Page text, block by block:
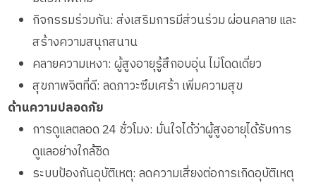
กิจกรรมร่วมกัน: ส่งเสริมการมีส่วนร่วม ผ่อนคลาย และ
สร้างความสนุกสนาน
คลายความเหงา: ผู้สูงอายุรู้สึกอบอุ่น ไม่โดดเดี่ยว
สุขภาพจิตที่ดี: ลดภาวะซึมเศร้า เพิ่มความสุข
ด้านความปลอดภัย
การดูแลตลอด 24 ชั่วโมง: มั่นใจได้ว่าผู้สูงอายุได้รับการ
ดูแลอย่างใกล้ชิด
ระบบป้องกันอุบัติเหตุ: ลดความเสี่ยงต่อการเกิดอุบัติเหตุ